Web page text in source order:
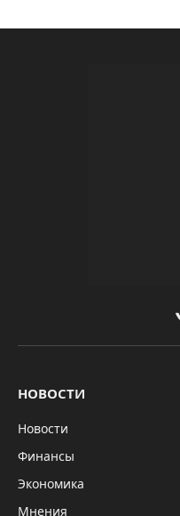
НОВОСТИ
Новости
Финансы
Экономика
Мнения